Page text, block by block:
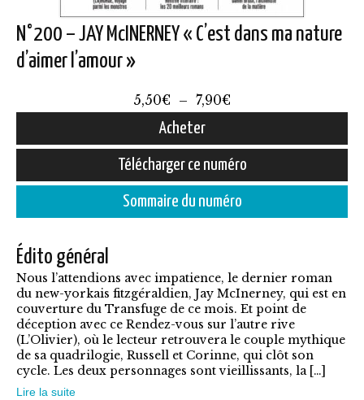
N°200 – JAY McINERNEY « C’est dans ma nature
d’aimer l’amour »
5,50€ – 7,90€
prix :
5,50€
à
7,90€
Acheter
produit
variations.
Les
options
peuvent
être
choisies
Télécharger ce numéro
Sommaire du numéro
Édito général
Nous l’attendions avec impatience, le dernier roman
du new-yorkais fitzgéraldien, Jay McInerney, qui est en
couverture du Transfuge de ce mois. Et point de
déception avec ce Rendez-vous sur l’autre rive
(L’Olivier), où le lecteur retrouvera le couple mythique
de sa quadrilogie, Russell et Corinne, qui clôt son
cycle. Les deux personnages sont vieillissants, la […]
Lire la suite